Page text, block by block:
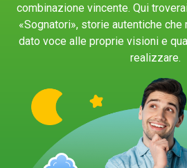
combinazione vincente. Qui
«Sognatori», storie autentiche che
dato voce alle proprie visioni e
realizzare.